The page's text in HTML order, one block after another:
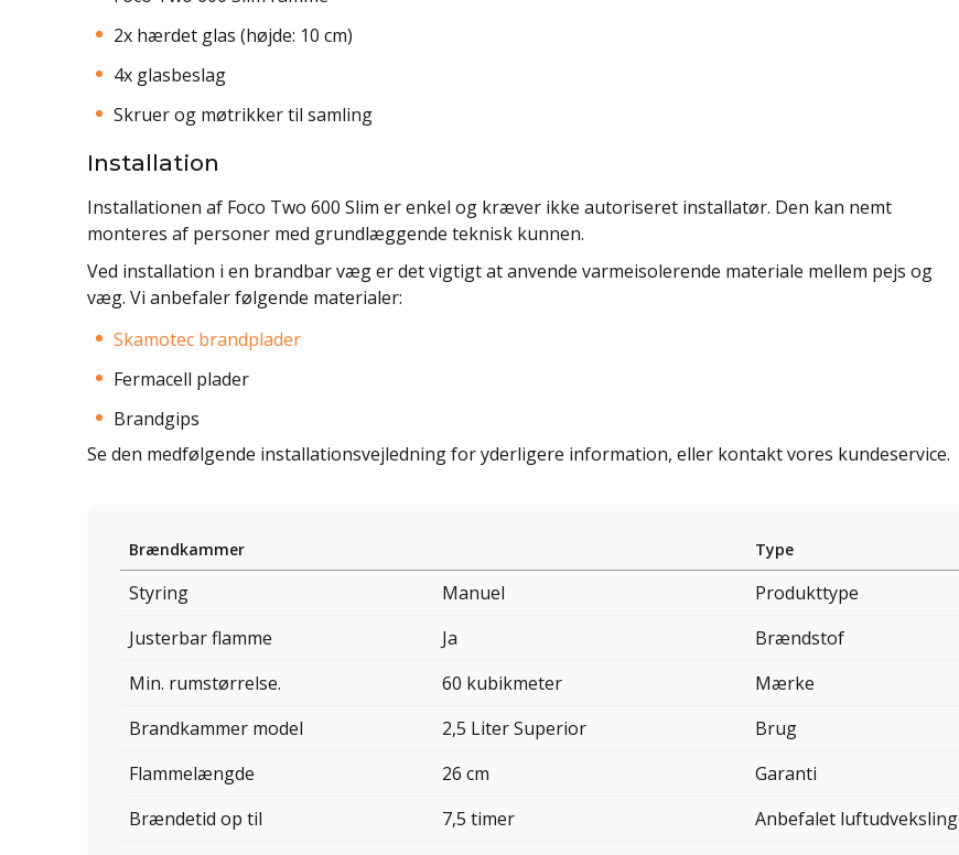
2x hærdet glas (højde: 10 cm)
4x glasbeslag
Skruer og møtrikker til samling
Installation
Installationen af Foco Two 600 Slim er enkel og kræver ikke autoriseret installatør. Den kan nemt
monteres af personer med grundlæggende teknisk kunnen.
Ved installation i en brandbar væg er det vigtigt at anvende varmeisolerende materiale mellem pejs og
væg. Vi anbefaler følgende materialer:
Skamotec brandplader
Fermacell plader
Brandgips
Se den medfølgende installationsvejledning for yderligere information, eller kontakt vores kundeservice.
Brændkammer
Styring
Manuel
Justerbar flamme
Ja
Min. rumstørrelse.
60 kubikmeter
Brandkammer model
2,5 Liter Superior
Flammelængde
26 cm
Brændetid op til
7,5 timer
Type
Produkttype
Brændstof
Mærke
Brug
Garanti
Anbefalet luftudveksling